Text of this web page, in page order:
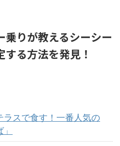
乗りが教えるシーシー
る方法を発見！
ラスで食す！一番人気の